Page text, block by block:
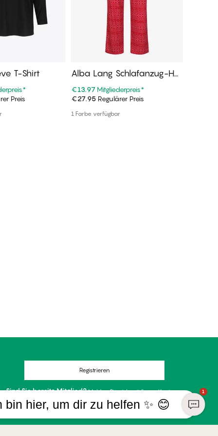
Warenkorb
T-Shirt
*
Preis In den Warenkorb
Alba Lang Schlafanzug-Ho
€13.97 Mitgliederpreis*
€27.95Regulärer Preis
1 Farbe verfügbar
Registrieren
Sind Sie bereits Mitglied? Melden Sie sich mit Ihrem Konto an 1
bin hier, um dir zu helfen ✨ 😊